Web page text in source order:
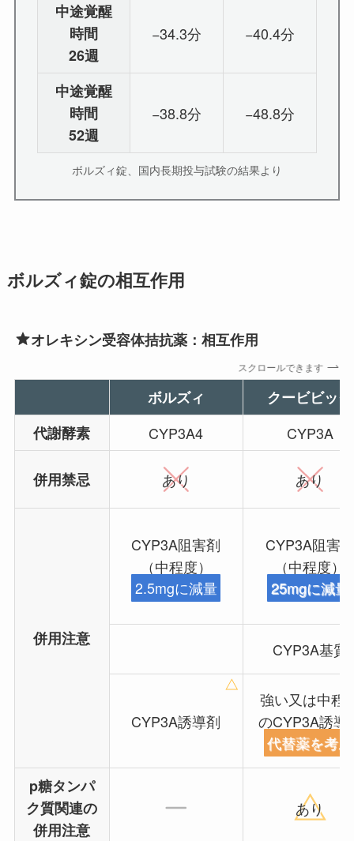
中途覚醒
時間
26週
−34.3分 −40.4分
中途覚醒
時間
52週
−38.8分 −48.8分
ボルズィ錠、国内長期投与試験の結果より
ボルズィ錠の相互作用
オレキシン受容体拮抗薬：相互作用
スクロールできます
ボルズィ
クービビック
代謝酵素
CYP3A4 CYP3A
併用禁忌 あり あり
併用注意
CYP3A阻害剤
（中程度）
2.5mgに減量
CYP3A阻害剤
（中程度）
25mgに減量
CYP3A基質
CYP3A誘導剤
強い又は中程
のCYP3A誘導
代替薬を考慮
p糖タンパ
ク質関連の
併用注意
あり